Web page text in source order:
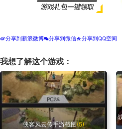
t分享到新浪微博w分享到微信z分享到QQ空间
我想了解这个游戏：
侠客风云传手游截图(5)